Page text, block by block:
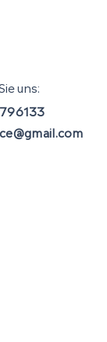
uns: